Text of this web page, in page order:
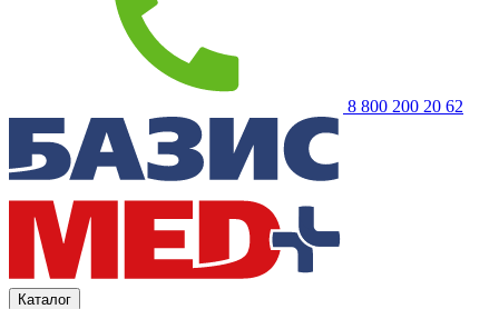
8 800 200 20 62
Каталог